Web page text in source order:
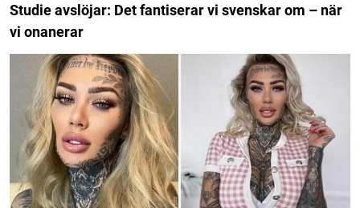
Studie avslöjar: Det fantiserar vi svenskar om – när
vi onanerar